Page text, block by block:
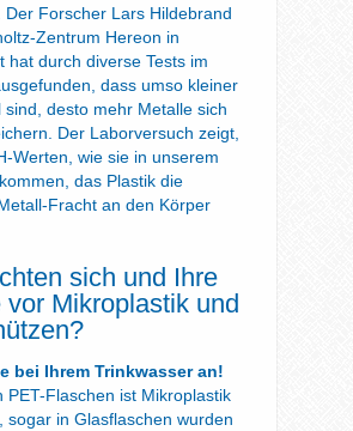
Der Forscher Lars Hildebrand
Zentrum Hereon in
hat durch diverse Tests im
dass umso kleiner
sind, desto mehr Metalle sich
Der Laborversuch zeigt,
Werten, wie sie in unserem
das Plastik die
Fracht an den Körper
sich und Ihre
vor Mikroplastik und
bei Ihrem Trinkwasser an!
PET-Flaschen ist Mikroplastik
sogar in Glasflaschen wurden